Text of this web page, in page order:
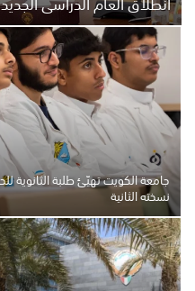
نسخته الثانية